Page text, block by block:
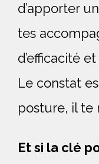
d’apporter
tes
d’efficacité
Le constat
posture, il te
Et si la clé